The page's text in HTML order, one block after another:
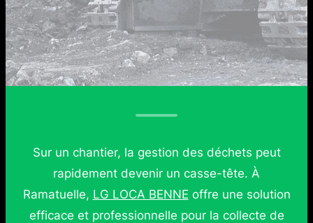
Sur un chantier, la gestion des déchets peut
rapidement devenir un casse-tête. À
Ramatuelle, LG LOCA BENNE offre une solution
efficace et professionnelle pour la collecte de